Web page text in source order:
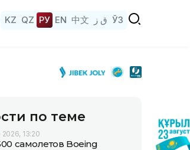
KZ QZ РУ EN 中文 ق ز ЎЗ
по теме
2026, 13:20
самолетов Boeing